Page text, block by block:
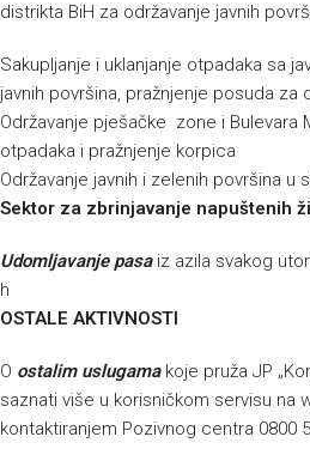
distrikta BiH za održavanje javnih
Sakupljanje i uklanjanje otpadaka sa
javnih površina, pražnjenje posuda za
Održavanje pješačke zone i Bulevara
otpadaka i pražnjenje korpica
Održavanje javnih i zelenih površina u
Sektor za zbrinjavanje napuštenih
Udomljavanje pasaiz azila svakog
h
OSTALE AKTIVNOSTI
O ostalim uslugamakoje pruža JP
saznati više u korisničkom servisu na
kontaktiranjem Pozivnog centra 0800